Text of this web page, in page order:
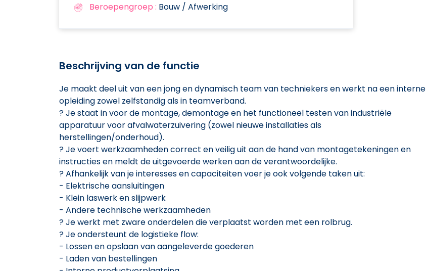
Beroepengroep : Bouw / Afwerking
Beschrijving van de functie
Je maakt deel uit van een jong en dynamisch team van techniekers en werkt na een interne
opleiding zowel zelfstandig als in teamverband.
? Je staat in voor de montage, demontage en het functioneel testen van industriële
apparatuur voor afvalwaterzuivering (zowel nieuwe installaties als
herstellingen/onderhoud).
? Je voert werkzaamheden correct en veilig uit aan de hand van montagetekeningen en
instructies en meldt de uitgevoerde werken aan de verantwoordelijke.
? Afhankelijk van je interesses en capaciteiten voer je ook volgende taken uit:
- Elektrische aansluitingen
- Klein laswerk en slijpwerk
- Andere technische werkzaamheden
? Je werkt met zware onderdelen die verplaatst worden met een rolbrug.
? Je ondersteunt de logistieke flow:
- Lossen en opslaan van aangeleverde goederen
- Laden van bestellingen